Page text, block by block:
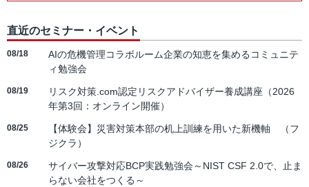
直近のセミナー・イベント
08/18
AIの危機管理コラボルーム企業の知恵を集めるコミュニテ
ィ勉強会
08/19
リスク対策.com認定リスクアドバイザー養成講座（2026
年第3回：オンライン開催）
08/25
【体験会】災害対策本部の机上訓練を用いた新機軸 （フ
ジクラ）
08/26
サイバー攻撃対応BCP実践勉強会～NIST CSF 2.0で、止ま
らない会社をつくる～